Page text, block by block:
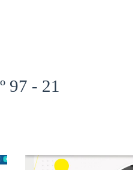
97 - 21